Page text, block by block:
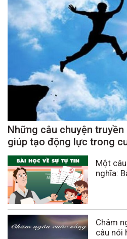
Những câu chuyện
giúp tạo động lực trong
Một
nghĩa:
Châm
câu nói